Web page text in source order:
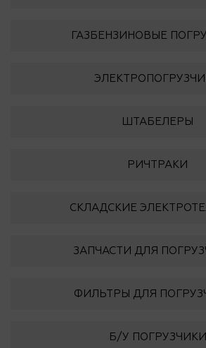
ГАЗБЕНЗИНОВЫЕ
ШТАБЕЛЕРЫ
РИЧТРАКИ
СКЛАДСКИЕ
ЗАПЧАСТИ ДЛЯ
ФИЛЬТРЫ ДЛЯ
Б/У ПОГРУЗЧИКИ